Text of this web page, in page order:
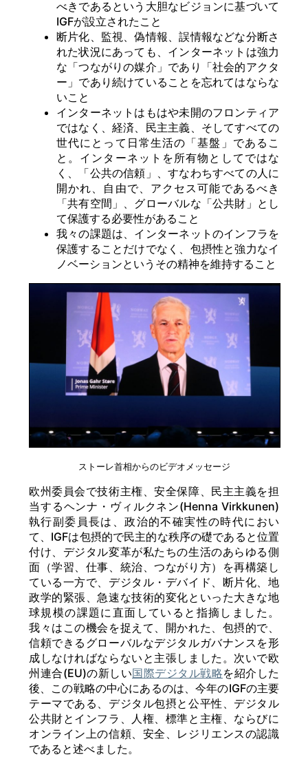
べきであるという大胆なビジョンに基づいて
IGFが設立されたこと
断片化、監視、偽情報、誤情報などな分断さ
れた状況にあっても、インターネットは強力
な「つながりの媒介」であり「社会的アクタ
ー」であり続けていることを忘れてはならな
いこと
インターネットはもはや未開のフロンティア
ではなく、経済、民主主義、そしてすべての
世代にとって日常生活の「基盤」であるこ
と。インターネットを所有物としてではな
く、「公共の信頼」、すなわちすべての人に
開かれ、自由で、アクセス可能であるべき
「共有空間」、グローバルな「公共財」とし
て保護する必要性があること
我々の課題は、インターネットのインフラを
保護することだけでなく、包摂性と強力なイ
ノベーションというその精神を維持すること
ストーレ首相からのビデオメッセージ
欧州委員会で技術主権、安全保障、民主主義を担
当するヘンナ・ヴィルクネン(Henna Virkkunen)
執行副委員長は、政治的不確実性の時代におい
て、IGFは包摂的で民主的な秩序の礎であると位置
付け、デジタル変革が私たちの生活のあらゆる側
面（学習、仕事、統治、つながり方）を再構築し
ている一方で、デジタル・デバイド、断片化、地
政学的緊張、急速な技術的変化といった大きな地
球規模の課題に直面していると指摘しました。
我々はこの機会を捉えて、開かれた、包摂的で、
信頼できるグローバルなデジタルガバナンスを形
成しなければならないと主張しました。次いで欧
州連合(EU)の新しい国際デジタル戦略を紹介した
後、この戦略の中心にあるのは、今年のIGFの主要
テーマである、デジタル包摂と公平性、デジタル
公共財とインフラ、人権、標準と主権、ならびに
オンライン上の信頼、安全、レジリエンスの認識
であると述べました。